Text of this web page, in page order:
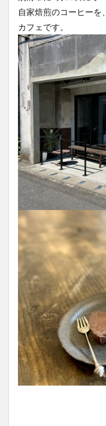
自家焙煎のコーヒーを
カフェです。